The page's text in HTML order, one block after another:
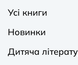
Усі книги
Новинки
Дитяча